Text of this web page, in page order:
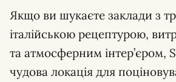
Якщо ви шукаєте заклади з
італійською рецептурою,
та атмосферним інтер’єром,
чудова локація для